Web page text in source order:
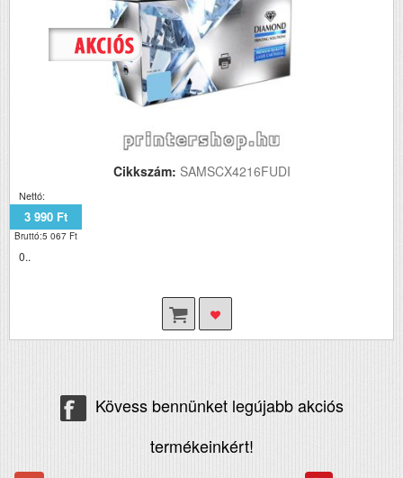
Cikkszám: SAMSCX4216FUDI
Nettó:
3 990 Ft
Bruttó:5 067 Ft
0..
Kövess bennünket legújabb akciós
termékeinkért!